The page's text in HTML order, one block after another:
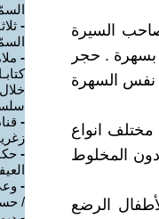
السيرة
بسهرة . حجر
نفس السهرة
مختلف انواع
المخلوط
الرضع
-
-
-
-
-
/